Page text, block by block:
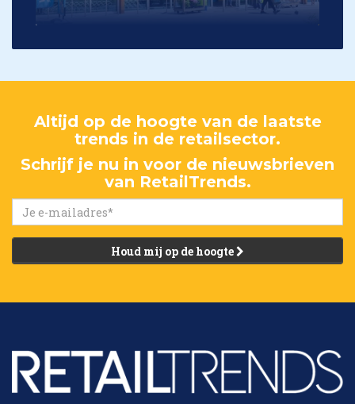
Altijd op de hoogte van de laatste
trends in de retailsector.
Schrijf je nu in voor de nieuwsbrieven
van RetailTrends.
Houd mij op de hoogte